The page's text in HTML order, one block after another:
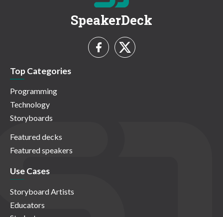
SpeakerDeck
Top Categories
Programming
Technology
Storyboards
Featured decks
Featured speakers
Use Cases
Storyboard Artists
Educators